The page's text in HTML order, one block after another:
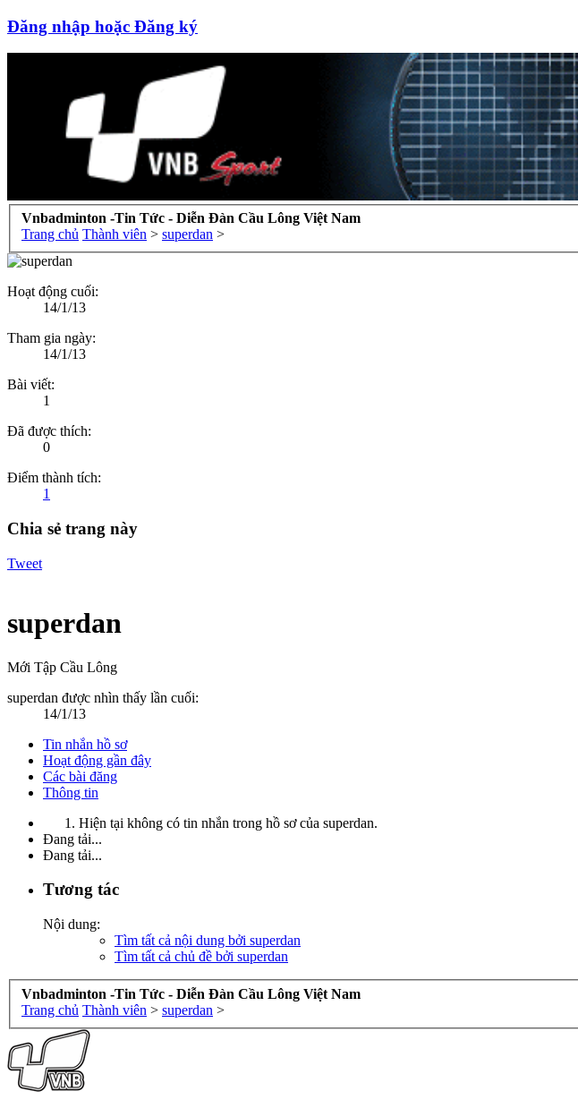
Đăng nhập hoặc Đăng ký
Vnbadminton -Tin Tức - Diễn Đàn Cầu Lông Việt Nam
Trang chủ Thành viên > superdan >
Hoạt động cuối:
14/1/13
Tham gia ngày:
14/1/13
Bài viết:
1
Đã được thích:
0
Điểm thành tích:
1
Chia sẻ trang này
Tweet
superdan
Mới Tập Cầu Lông
superdan được nhìn thấy lần cuối:
14/1/13
Tin nhắn hồ sơ
Hoạt động gần đây
Các bài đăng
Thông tin
Hiện tại không có tin nhắn trong hồ sơ của superdan.
Đang tải...
Đang tải...
Tương tác
Nội dung:
Tìm tất cả nội dung bởi superdan
Tìm tất cả chủ đề bởi superdan
Vnbadminton -Tin Tức - Diễn Đàn Cầu Lông Việt Nam
Trang chủ Thành viên > superdan >